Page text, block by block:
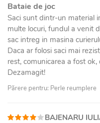
Bataie de joc
Saci sunt dintr-un material
multe locuri, fundul a venit
sac intreg in masina
Daca ar folosi saci mai
rest, comunicarea a fost
Dezamagit!
Părere pentru: Perle reumplere
BAJENARU